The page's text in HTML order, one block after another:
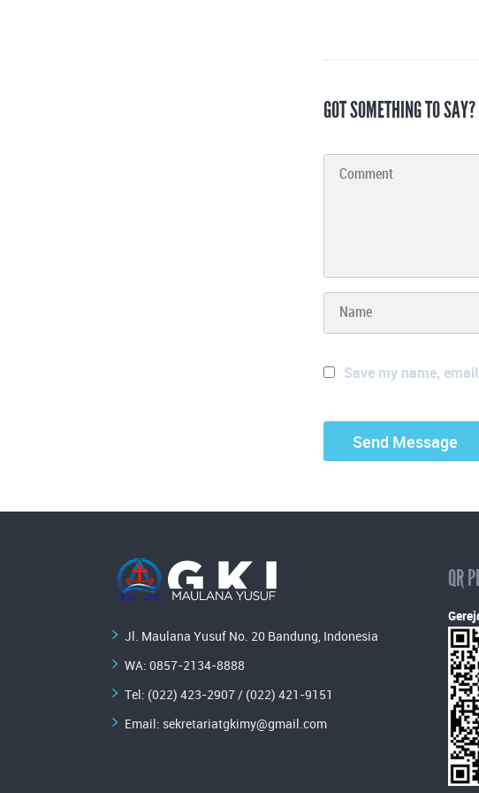
GOT SOMETHING TO SAY?
Save my name,
Jl. Maulana Yusuf No. 20 Bandung, Indonesia
WA: 0857-2134-8888
Tel: (022) 423-2907 / (022) 421-9151
Email: sekretariatgkimy@gmail.com
QR